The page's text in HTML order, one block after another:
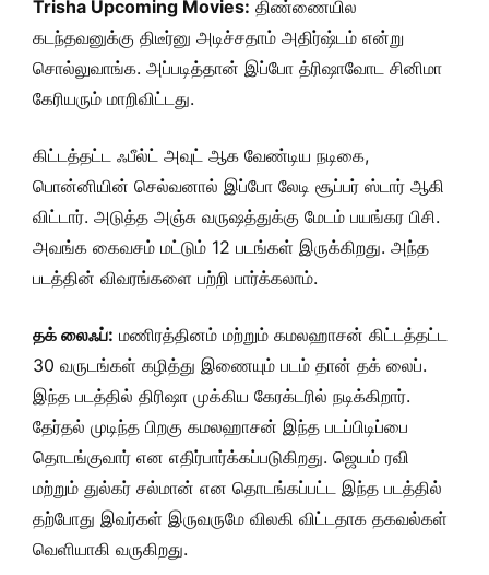
Trisha Upcoming Movies: திண்ணையில
கடந்தவனுக்கு திடீர்னு அடிச்சதாம் அதிர்ஷ்டம் என்று
சொல்லுவாங்க. அப்படித்தான் இப்போ த்ரிஷாவோட சினிமா
கேரியரும் மாறிவிட்டது.
கிட்டத்தட்ட ஃபீல்ட் அவுட் ஆக வேண்டிய நடிகை,
பொன்னியின் செல்வனால் இப்போ லேடி சூப்பர் ஸ்டார் ஆகி
விட்டார். அடுத்த அஞ்சு வருஷத்துக்கு மேடம் பயங்கர பிசி.
அவங்க கைவசம் மட்டும் 12 படங்கள் இருக்கிறது. அந்த
படத்தின் விவரங்களை பற்றி பார்க்கலாம்.
தக் லைஃப்: மணிரத்தினம் மற்றும் கமலஹாசன் கிட்டத்தட்ட
30 வருடங்கள் கழித்து இணையும் படம் தான் தக் லைப்.
இந்த படத்தில் திரிஷா முக்கிய கேரக்டரில் நடிக்கிறார்.
தேர்தல் முடிந்த பிறகு கமலஹாசன் இந்த படப்பிடிப்பை
தொடங்குவார் என எதிர்பார்க்கப்படுகிறது. ஜெயம் ரவி
மற்றும் துல்கர் சல்மான் என தொடங்கப்பட்ட இந்த படத்தில்
தற்போது இவர்கள் இருவருமே விலகி விட்டதாக தகவல்கள்
வெளியாகி வருகிறது.